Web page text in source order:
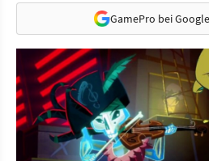
GamePro bei